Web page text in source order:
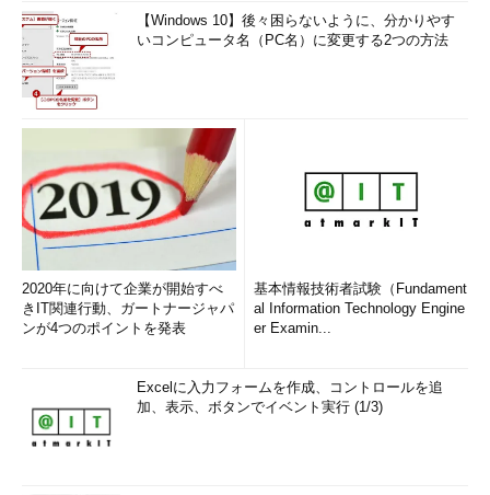
Googleの2段階認証を有効にする（1/
8）
これはGoogleアプリを起動したとこ
ろ。
（1）Googleアカウント名およびその
アイコンの部分をタップする。
【Windows 10】後々困らないように、分かりやす
いコンピュータ名（PC名）に変更する2つの方法
2020年に向けて企業が開始すべ
きIT関連行動、ガートナージャパ
ンが4つのポイントを発表
基本情報技術者試験（Fundament
al Information Technology Engine
er Examin...
Excelに入力フォームを作成、コントロールを追
加、表示、ボタンでイベント実行 (1/3)